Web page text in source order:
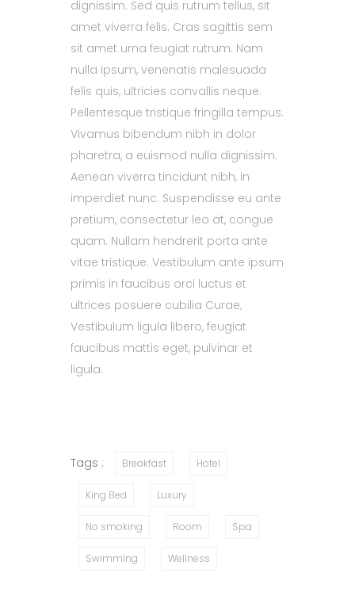
dignissim. Sed quis rutrum tellus, sit
amet viverra felis. Cras sagittis sem
sit amet urna feugiat rutrum. Nam
nulla ipsum, venenatis malesuada
felis quis, ultricies convallis neque.
Pellentesque tristique fringilla tempus.
Vivamus bibendum nibh in dolor
pharetra, a euismod nulla dignissim.
Aenean viverra tincidunt nibh, in
imperdiet nunc. Suspendisse eu ante
pretium, consectetur leo at, congue
quam. Nullam hendrerit porta ante
vitae tristique. Vestibulum ante ipsum
primis in faucibus orci luctus et
ultrices posuere cubilia Curae;
Vestibulum ligula libero, feugiat
faucibus mattis eget, pulvinar et
ligula.
Tags : Breakfast Hotel
King Bed Luxury
No smoking Room Spa
Swimming Wellness